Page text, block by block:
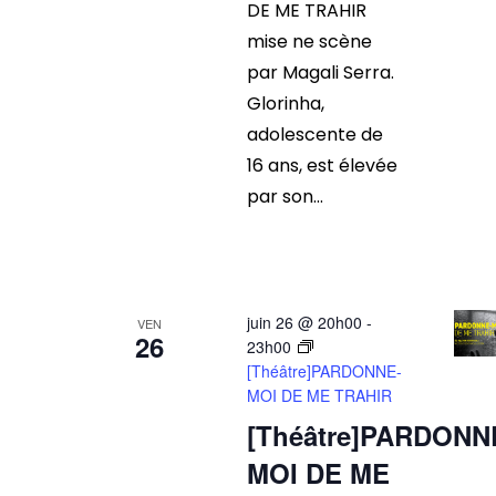
DE ME TRAHIR
mise ne scène
par Magali Serra.
Glorinha,
adolescente de
16 ans, est élevée
par son...
VEN
26
MOI DE ME
juin 26 @ 20h00 -
23h00
[Théâtre]PARDONNE-
MOI DE ME TRAHIR